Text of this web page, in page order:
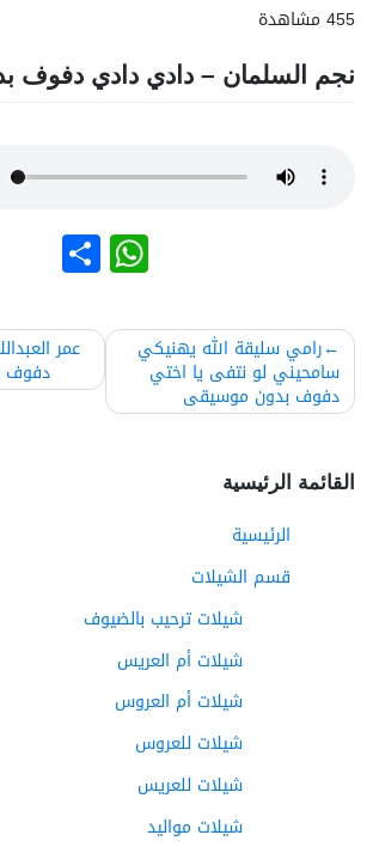
455 مشاهدة
نجم السلمان – دادي دادي دفوف
نشر
تصفّح
المقالات
رامي سليقة الله يهنيكي
سامحيني لو نتفى يا اختي
دفوف بدون موسيقى
عمر
دفوف
القائمة الرئيسية
الرئيسية
قسم الشيلات
شيلات ترحيب بالضيوف
شيلات أم العريس
شيلات أم العروس
شيلات للعروس
شيلات للعريس
شيلات مواليد